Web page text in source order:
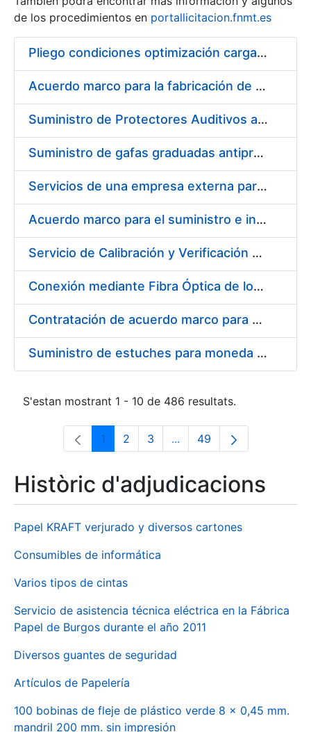
Mostra/Amaga
de los procedimientos en portallicitacion.fnmt.es
Pliego condiciones optimización cargas compras firmado
Acuerdo marco para la fabricación de piezas
Suministro de Protectores Auditivos a medida para las personas trabajadoras de los Centros de Trabajo de Madrid y Burgos
Suministro de gafas graduadas antiproyecciones para los trabajadores de la FNMT-RCM en los centros de trabajo de Madrid y Burgos
Servicios de una empresa externa para el asesoramiento y resolución de los recursos de alzada que se presentan relacionados con procesos de selección para la FNMT-RCM
Acuerdo marco para el suministro e instalación de persianas, estores y otros complementos
Servicio de Calibración y Verificación Externa de los Equipos de Medición del Servicio de Prevención de la FNMT-RCM
Conexión mediante Fibra Óptica de los Centros de Proceso de Datos (CPDs) de las sedes de la FNMT-RCM de Burgos y Madrid
Contratación de acuerdo marco para el Suministro de Material de Electricidad para la Fábrica Nacional de Moneda y Timbre-Real Casa de la Moneda en su centro de trabajo de Burgos
Suministro de estuches para moneda de 30 €
S'estan mostrant 1 - 10 de 486 resultats.
Pàgina
1 Pàgina
2 Pàgina
3 ...Pàgines intermèdies
Pàgina
49
Històric d'adjudicacions
Papel KRAFT verjurado y diversos cartones
Consumibles de informática
Varios tipos de cintas
Servicio de asistencia técnica eléctrica en la Fábrica
Papel de Burgos durante el año 2011
Diversos guantes de seguridad
Artículos de Papelería
100 bobinas de fleje de plástico verde 8 x 0,45 mm.
mandril 200 mm. sin impresión